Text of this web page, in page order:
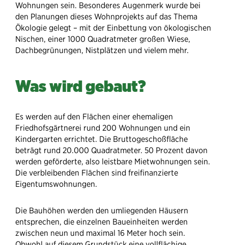
Wohnungen sein. Besonderes Augenmerk wurde bei
den Planungen dieses Wohnprojekts auf das Thema
Ökologie gelegt – mit der Einbettung von ökologischen
Nischen, einer 1000 Quadratmeter großen Wiese,
Dachbegrünungen, Nistplätzen und vielem mehr.
Was wird gebaut?
Es werden auf den Flächen einer ehemaligen
Friedhofsgärtnerei rund 200 Wohnungen und ein
Kindergarten errichtet. Die Bruttogeschoßfläche
beträgt rund 20.000 Quadratmeter. 50 Prozent davon
werden geförderte, also leistbare Mietwohnungen sein.
Die verbleibenden Flächen sind freifinanzierte
Eigentumswohnungen.
Die Bauhöhen werden den umliegenden Häusern
entsprechen, die einzelnen Baueinheiten werden
zwischen neun und maximal 16 Meter hoch sein.